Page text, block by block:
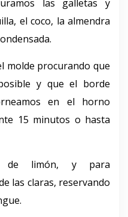
las galletas y
el coco, la almendra
molde procurando que
y que el borde
en el horno
15 minutos o hasta
de limón, y para
las claras, reservando